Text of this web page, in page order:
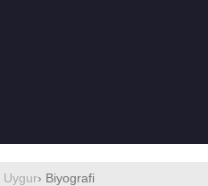
Uygur› Biyografi